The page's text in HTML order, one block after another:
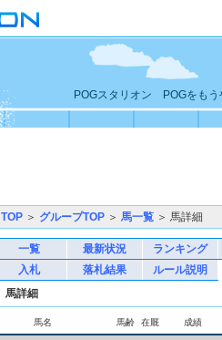
POGスタリオン POGをもう
TOP ＞ グループTOP ＞ 馬一覧 ＞ 馬詳細
一覧 最新状況
ランキング
入札
落札結果
ルール説明
馬詳細
馬名 馬齢 在厩 成績